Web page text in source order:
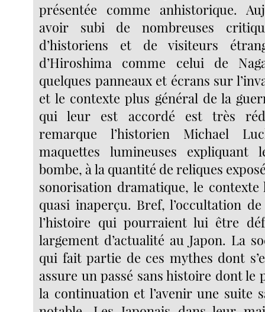
présentée comme anhistorique.
avoir subi de nombreuses
d’historiens et de visiteurs
d’Hiroshima comme celui de
quelques panneaux et écrans sur
et le contexte plus général de la
qui leur est accordé est très
remarque l’historien Michael
maquettes lumineuses
bombe, à la quantité de reliques
sonorisation dramatique, le contexte
quasi inaperçu. Bref, l’occultation
l’histoire qui pourraient lui être
largement d’actualité au Japon. La
qui fait partie de ces mythes dont
assure un passé sans histoire dont le
la continuation et l’avenir une suite